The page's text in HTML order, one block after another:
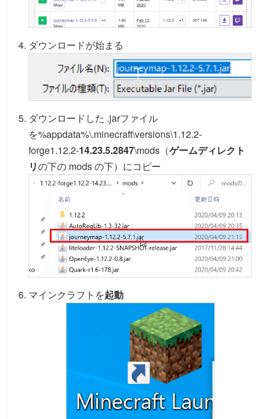
ダウンロードが始まる
ダウンロードした .jarファイル
を%appdata%\.minecraft\versions\1.12.2-
forge1.12.2-14.23.5.2847\mods（ゲームディレクト
リの下の mods の下）にコピー
マインクラフトを起動